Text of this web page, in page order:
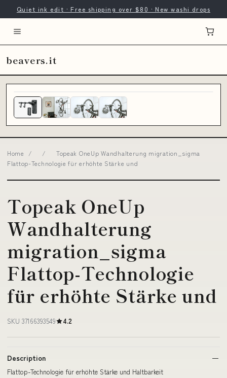
Quiet ink edit · Free shipping over $80 · New washi drops
beavers.it
Home / /
Topeak OneUp Wandhalterung migration_sigma
Flattop-Technologie für erhöhte Stärke und
Topeak OneUp
Wandhalterung
migration_sigma
Flattop-Technologie
für erhöhte Stärke und
SKU 37166393549 4.2
Description
Flattop-Technologie für erhöhte Stärke und Haltbarkeit